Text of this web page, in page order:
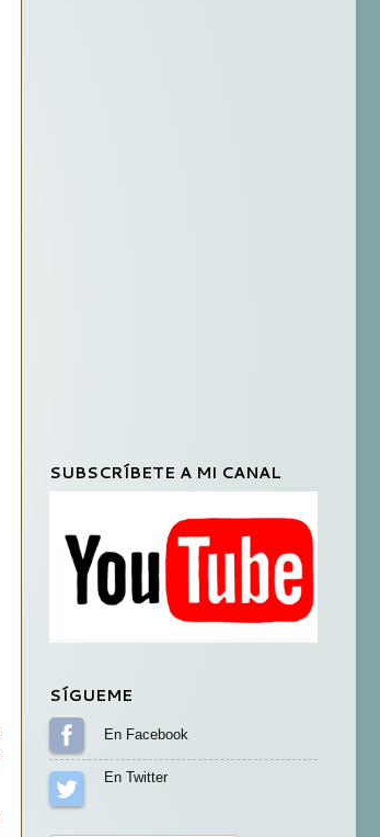
SUBSCRÍBETE A MI CANAL
SÍGUEME
Sígueme en Facebook